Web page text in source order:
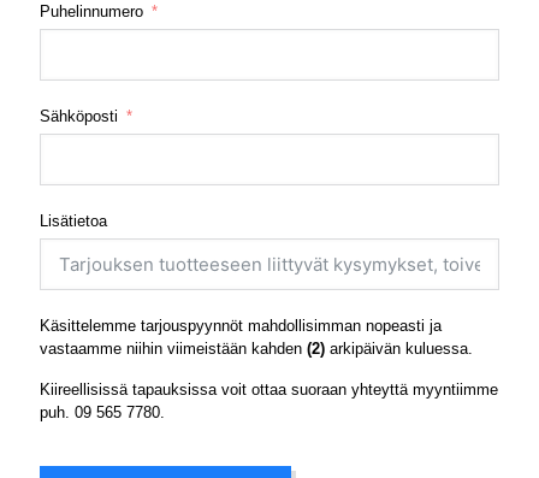
Puhelinnumero
Sähköposti
Lisätietoa
Käsittelemme tarjouspyynnöt mahdollisimman nopeasti ja
vastaamme niihin viimeistään kahden (2) arkipäivän kuluessa.
Kiireellisissä tapauksissa voit ottaa suoraan yhteyttä myyntiimme
puh. 09 565 7780